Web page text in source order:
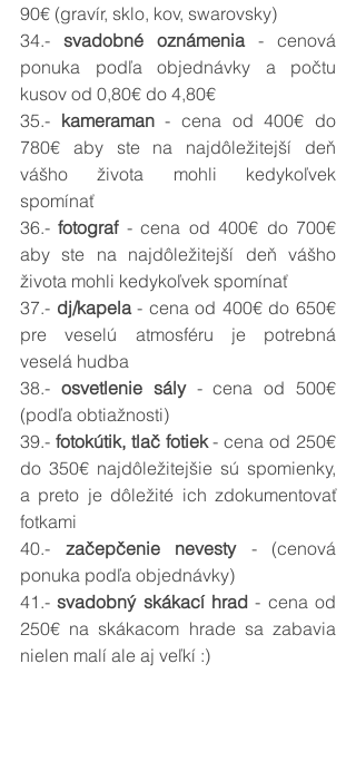
90€ (gravír, sklo, kov, swarovsky)
34.- svadobné oznámenia - cenová
ponuka podľa objednávky a počtu
kusov od 0,80€ do 4,80€
35.- kameraman - cena od 400€ do
780€ aby ste na najdôležitejší deň
vášho života mohli kedykoľvek
spomínať
36.- fotograf - cena od 400€ do 700€
aby ste na najdôležitejší deň vášho
života mohli kedykoľvek spomínať
37.- dj/kapela - cena od 400€ do 650€
pre veselú atmosféru je potrebná
veselá hudba
38.- osvetlenie sály - cena od 500€
(podľa obtiažnosti)
39.- fotokútik, tlač fotiek - cena od 250€
do 350€ najdôležitejšie sú spomienky,
a preto je dôležité ich zdokumentovať
fotkami
40.- začepčenie nevesty - (cenová
ponuka podľa objednávky)
41.- svadobný skákací hrad - cena od
250€ na skákacom hrade sa zabavia
nielen malí ale aj veľkí :)